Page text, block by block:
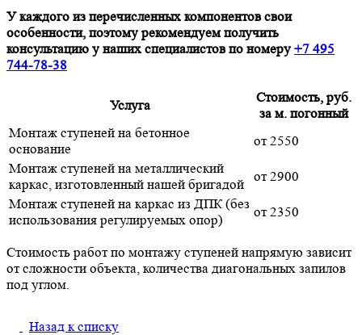
У каждого из перечисленных компонентов свои
особенности, поэтому рекомендуем получить
консультацию у наших специалистов по номеру +7 495
744-78-38
Услуга
Стоимость, руб.
за м. погонный
Монтаж ступеней на бетонное
основание
от 2550
Монтаж ступеней на металлический
каркас, изготовленный нашей бригадой
от 2900
Монтаж ступеней на каркас из ДПК (без
использования регулируемых опор)
от 2350
Стоимость работ по монтажу ступеней напрямую зависит
от сложности объекта, количества диагональных запилов
под углом.
Назад к списку